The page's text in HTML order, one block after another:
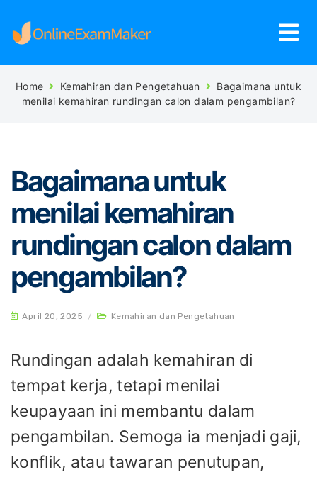
Home Kemahiran dan Pengetahuan
Bagaimana untuk
menilai kemahiran rundingan calon dalam pengambilan?
Bagaimana untuk
menilai kemahiran
rundingan calon dalam
pengambilan?
April 20, 2025 / Kemahiran dan Pengetahuan
Rundingan adalah kemahiran di
tempat kerja, tetapi menilai
keupayaan ini membantu dalam
pengambilan. Semoga ia menjadi gaji,
konflik, atau tawaran penutupan,